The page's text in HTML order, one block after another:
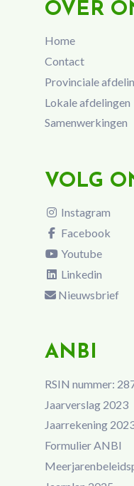
OVER
Home
Contact
Provinciale
Lokale afdelingen
Samenwerkingen
VOLG
Instagram
Facebook
Youtube
Linkedin
Nieuwsbrief
ANBI
RSIN nummer:
Jaarverslag 2023
Jaarrekening
Formulier ANBI